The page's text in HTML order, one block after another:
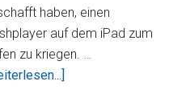
haben, einen
auf dem iPad zum
zu kriegen. …